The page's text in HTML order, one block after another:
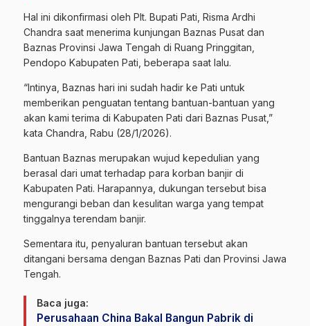
Hal ini dikonfirmasi oleh Plt. Bupati Pati, Risma Ardhi
Chandra saat menerima kunjungan Baznas Pusat dan
Baznas Provinsi Jawa Tengah di Ruang Pringgitan,
Pendopo Kabupaten Pati, beberapa saat lalu.
“Intinya, Baznas hari ini sudah hadir ke Pati untuk
memberikan penguatan tentang bantuan-bantuan yang
akan kami terima di Kabupaten Pati dari Baznas Pusat,”
kata Chandra, Rabu (28/1/2026).
Bantuan Baznas merupakan wujud kepedulian yang
berasal dari umat terhadap para korban banjir di
Kabupaten Pati. Harapannya, dukungan tersebut bisa
mengurangi beban dan kesulitan warga yang tempat
tinggalnya terendam banjir.
Sementara itu, penyaluran bantuan tersebut akan
ditangani bersama dengan Baznas Pati dan Provinsi Jawa
Tengah.
Baca juga:
Perusahaan China Bakal Bangun Pabrik di